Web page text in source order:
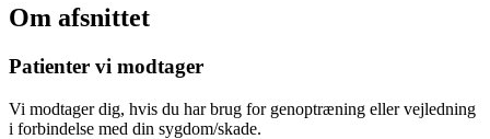
Om afsnittet
Patienter vi modtager
Vi modtager dig, hvis du har brug for genoptræning eller vejledning
i forbindelse med din sygdom/skade.